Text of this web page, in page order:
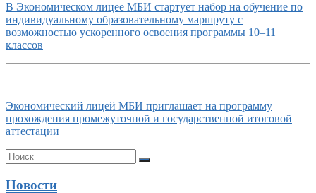
В Экономическом лицее МБИ стартует набор на обучение по
индивидуальному образовательному маршруту с
возможностью ускоренного освоения программы 10–11
классов
Экономический лицей МБИ приглашает на программу
прохождения промежуточной и государственной итоговой
аттестации
Новости